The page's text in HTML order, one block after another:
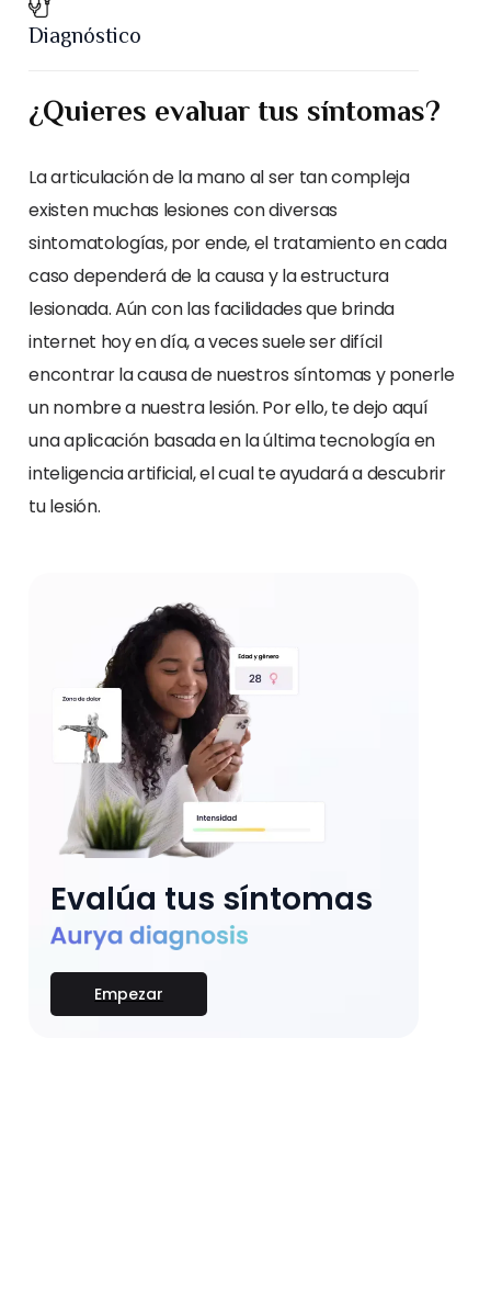
Diagnóstico
¿Quieres evaluar tus síntomas?
La articulación de la mano al ser tan compleja
existen muchas lesiones con diversas
sintomatologías, por ende, el tratamiento en cada
caso dependerá de la causa y la estructura
lesionada. Aún con las facilidades que brinda
internet hoy en día, a veces suele ser difícil
encontrar la causa de nuestros síntomas y ponerle
un nombre a nuestra lesión. Por ello, te dejo aquí
una aplicación basada en la última tecnología en
inteligencia artificial, el cual te ayudará a descubrir
tu lesión.
Evalúa tus síntomas
Empezar